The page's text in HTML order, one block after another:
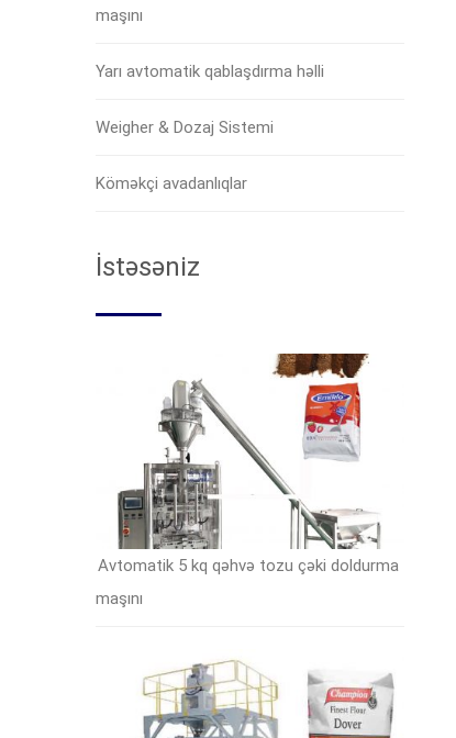
maşını
Yarı avtomatik qablaşdırma həlli
Weigher & Dozaj Sistemi
Köməkçi avadanlıqlar
İstəsəniz
Avtomatik 5 kq qəhvə tozu çəki doldurma
maşını